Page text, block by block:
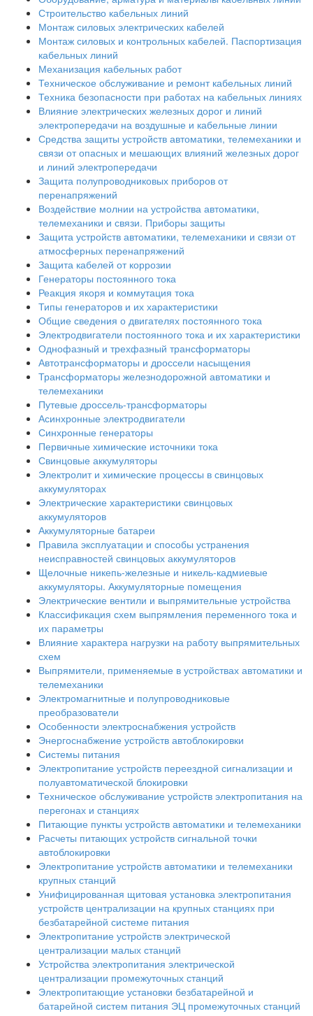
Строительство кабельных линий
Монтаж силовых электрических кабелей
Монтаж силовых и контрольных кабелей. Паспортизация
кабельных линий
Механизация кабельных работ
Техническое обслуживание и ремонт кабельных линий
Техника безопасности при работах на кабельных линиях
Влияние электрических железных дорог и линий
электропередачи на воздушные и кабельные линии
Средства защиты устройств автоматики, телемеханики и
связи от опасных и мешающих влияний железных дорог
и линий электропередачи
Защита полупроводниковых приборов от
перенапряжений
Воздействие молнии на устройства автоматики,
телемеханики и связи. Приборы защиты
Защита устройств автоматики, телемеханики и связи от
атмосферных перенапряжений
Защита кабелей от коррозии
Генераторы постоянного тока
Реакция якоря и коммутация тока
Типы генераторов и их характеристики
Общие сведения о двигателях постоянного тока
Электродвигатели постоянного тока и их характеристики
Однофазный и трехфазный трансформаторы
Автотрансформаторы и дроссели насыщения
Трансформаторы железнодорожной автоматики и
телемеханики
Путевые дроссель-трансформаторы
Асинхронные электродвигатели
Синхронные генераторы
Первичные химические источники тока
Свинцовые аккумуляторы
Электролит и химические процессы в свинцовых
аккумуляторах
Электрические характеристики свинцовых
аккумуляторов
Аккумуляторные батареи
Правила эксплуатации и способы устранения
неисправностей свинцовых аккумуляторов
Щелочные никепь-железные и никель-кадмиевые
аккумуляторы. Аккумуляторные помещения
Электрические вентили и выпрямительные устройства
Классификация схем выпрямления переменного тока и
их параметры
Влияние характера нагрузки на работу выпрямительных
схем
Выпрямители, применяемые в устройствах автоматики и
телемеханики
Электромагнитные и полупроводниковые
преобразователи
Особенности электроснабжения устройств
Энергоснабжение устройств автоблокировки
Системы питания
Электропитание устройств переездной сигнализации и
полуавтоматической блокировки
Техническое обслуживание устройств электропитания на
перегонах и станциях
Питающие пункты устройств автоматики и телемеханики
Расчеты питающих устройств сигнальной точки
автоблокировки
Электропитание устройств автоматики и телемеханики
крупных станций
Унифицированная щитовая установка электропитания
устройств централизации на крупных станциях при
безбатарейной системе питания
Электропитание устройств электрической
централизации малых станций
Устройства электропитания электрической
централизации промежуточных станций
Электропитающие установки безбатарейной и
батарейной систем питания ЭЦ промежуточных станций